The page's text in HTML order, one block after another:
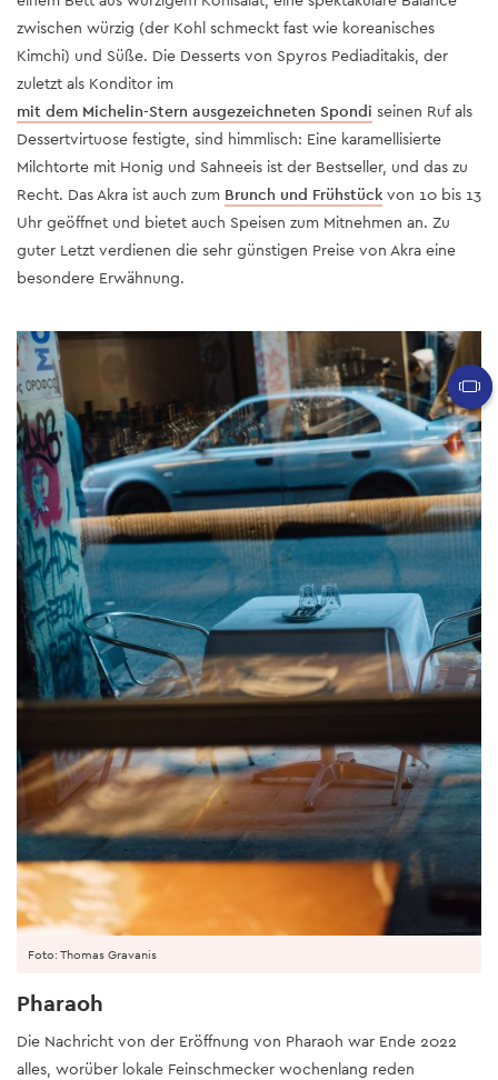
zwischen würzig (der Kohl schmeckt fast wie koreanisches
Kimchi) und Süße. Die Desserts von Spyros Pediaditakis, der
zuletzt als Konditor im
mit dem Michelin-Stern ausgezeichneten Spondi seinen Ruf als
Dessertvirtuose festigte, sind himmlisch: Eine karamellisierte
Milchtorte mit Honig und Sahneeis ist der Bestseller, und das zu
Recht. Das Akra ist auch zum Brunch und Frühstück von 10 bis 13
Uhr geöffnet und bietet auch Speisen zum Mitnehmen an. Zu
guter Letzt verdienen die sehr günstigen Preise von Akra eine
besondere Erwähnung.
Foto: Thomas Gravanis
Pharaoh
Die Nachricht von der Eröffnung von Pharaoh war Ende 2022
alles, worüber lokale Feinschmecker wochenlang reden